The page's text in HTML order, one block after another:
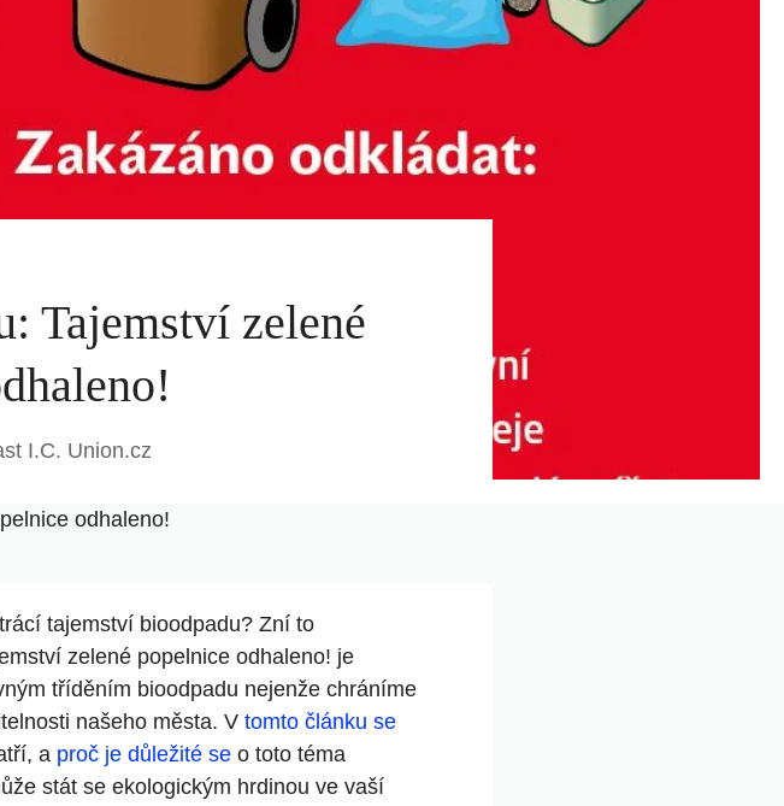
Tajemství zelené
I.C. Union.cz
odhaleno!
tajemství bioodpadu? Zní to
zelené popelnice odhaleno! je
tříděním bioodpadu nejenže chráníme
našeho města. V tomto článku se
a proč je důležité se o toto téma
stát se ekologickým hrdinou ve vaší